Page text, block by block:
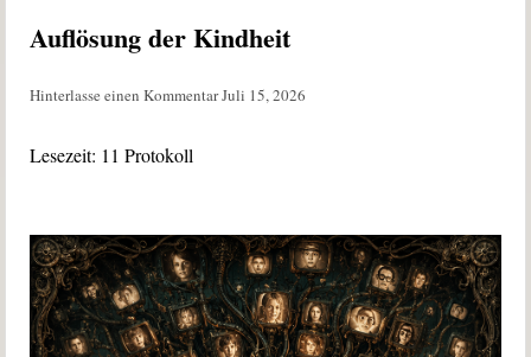
Auflösung der Kindheit
Hinterlasse einen KommentarJuli 15, 2026
Lesezeit: 11 Protokoll